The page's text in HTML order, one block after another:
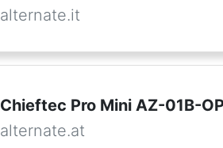
alternate.it
Chieftec Pro Mini AZ-01B-
alternate.at